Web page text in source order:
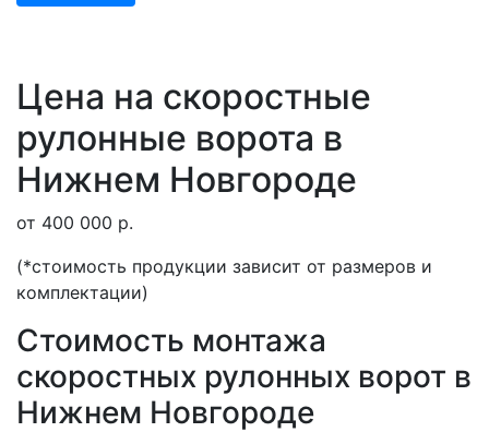
Цена на скоростные
рулонные ворота в
Нижнем Новгороде
от 400 000 р.
(*стоимость продукции зависит от размеров и
комплектации)
Стоимость монтажа
скоростных рулонных ворот в
Нижнем Новгороде